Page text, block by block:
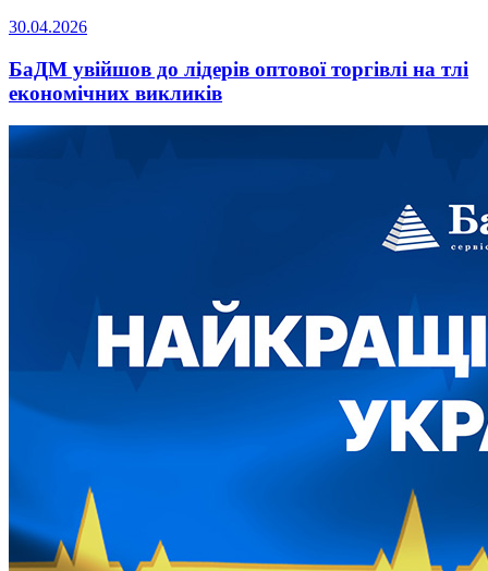
30.04.2026
БаДМ увійшов до лідерів оптової торгівлі на тлі
економічних викликів